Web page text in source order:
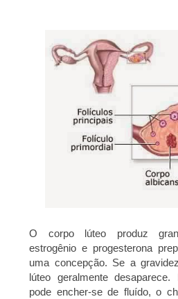
O corpo lúteo produz
estrogênio e progesterona
uma concepção. Se a
lúteo geralmente
pode encher-se de fluído, o